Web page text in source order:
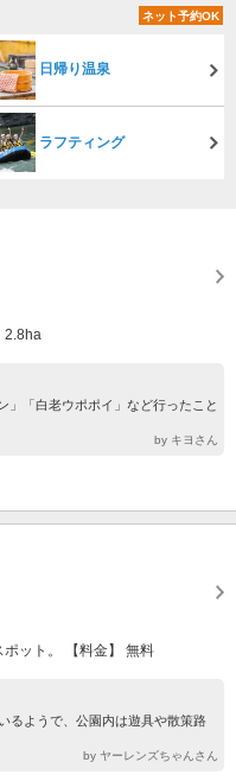
ネット予約OK
日帰り温泉
ラフティング
2.8ha
」「白老ウポポイ」など行ったこと
by キヨさん
ット。 【料金】 無料
るようで、公園内は遊具や散策路
by ヤーレンズちゃんさん